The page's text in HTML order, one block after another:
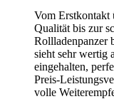
Vom Erstkontakt
Qualität bis zur
Rollladenpanzer
sieht sehr wertig
eingehalten,
Preis-
volle